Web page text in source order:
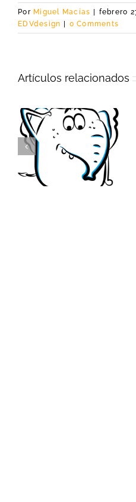
Por Miguel Macías febrero
EDVdesign
0 Comments
Artículos relacionados
Innova en tu
modelo de
negocio aportando
valor a tus clientes